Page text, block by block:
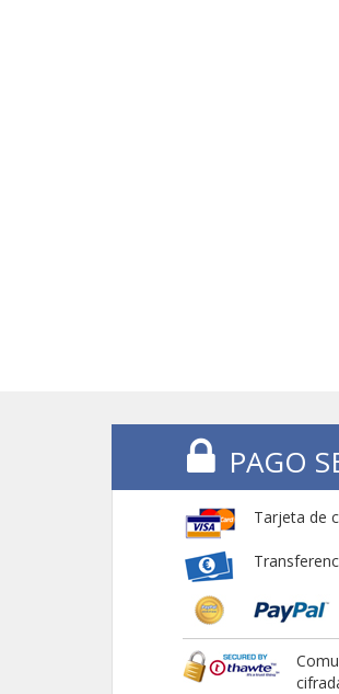
PAGO
Tarjeta de